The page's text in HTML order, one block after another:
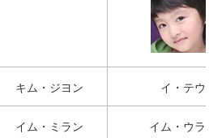
キム・ジヨン イ・テウ
イム・ミラン イム・ウラン